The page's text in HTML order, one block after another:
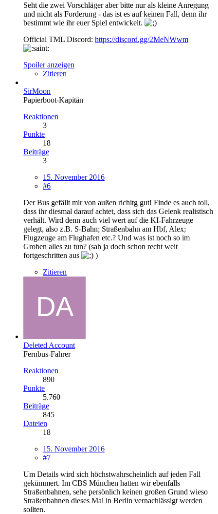
Seht die zwei Vorschläger aber bitte nur als kleine Anregung
und nicht als Forderung - das ist es auf keinen Fall, denn ihr
bestimmt wie ihr euer Spiel entwickelt.
Official TML Discord: https://discord.gg/2MeNWwm
Spoiler anzeigen
Zitieren
SirMoon
Papierboot-Kapitän
Reaktionen
3
Punkte
18
Beiträge
3
15. November 2016
#6
Der Bus gefällt mir von außen richitg gut! Finde es auch toll,
dass ihr diesmal darauf achtet, dass sich das Gelenk realistisch
verhält. Wird denn auch viel wert auf die KI-Fahrzeuge
gelegt, also z.B. S-Bahn; Straßenbahn am Hbf, Alex;
Flugzeuge am Flughafen etc.? Und was ist noch so im
Groben alles zu tun? (sah ja doch schon recht weit
fortgeschritten aus
)
Zitieren
Deleted Account
Fernbus-Fahrer
Reaktionen
890
Punkte
5.760
Beiträge
845
Dateien
18
15. November 2016
#7
Um Details wird sich höchstwahrscheinlich auf jeden Fall
gekümmert. Im CBS München hatten wir ebenfalls
Straßenbahnen, sehe persönlich keinen großen Grund wieso
Straßenbahnen dieses Mal in Berlin vernachlässigt werden
sollten.